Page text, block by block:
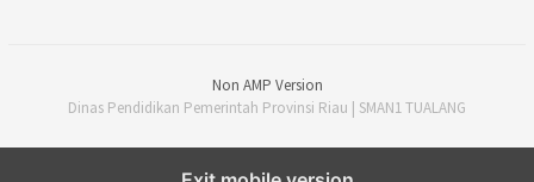
Non AMP Version
Dinas Pendidikan Pemerintah Provinsi Riau | SMAN1 TUALANG